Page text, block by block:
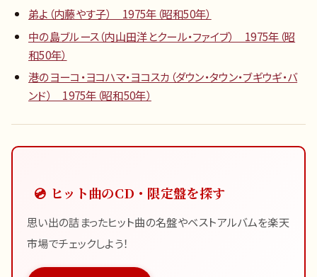
弟よ（内藤やす子） 1975年（昭和50年）
中の島ブルース（内山田洋とクール・ファイブ） 1975年（昭
和50年）
港のヨーコ・ヨコハマ・ヨコスカ（ダウン・タウン・ブギウギ・バ
ンド） 1975年（昭和50年）
💿 ヒット曲のCD・限定盤を探す
思い出の詰まったヒット曲の名盤やベストアルバムを楽天
市場でチェックしよう！